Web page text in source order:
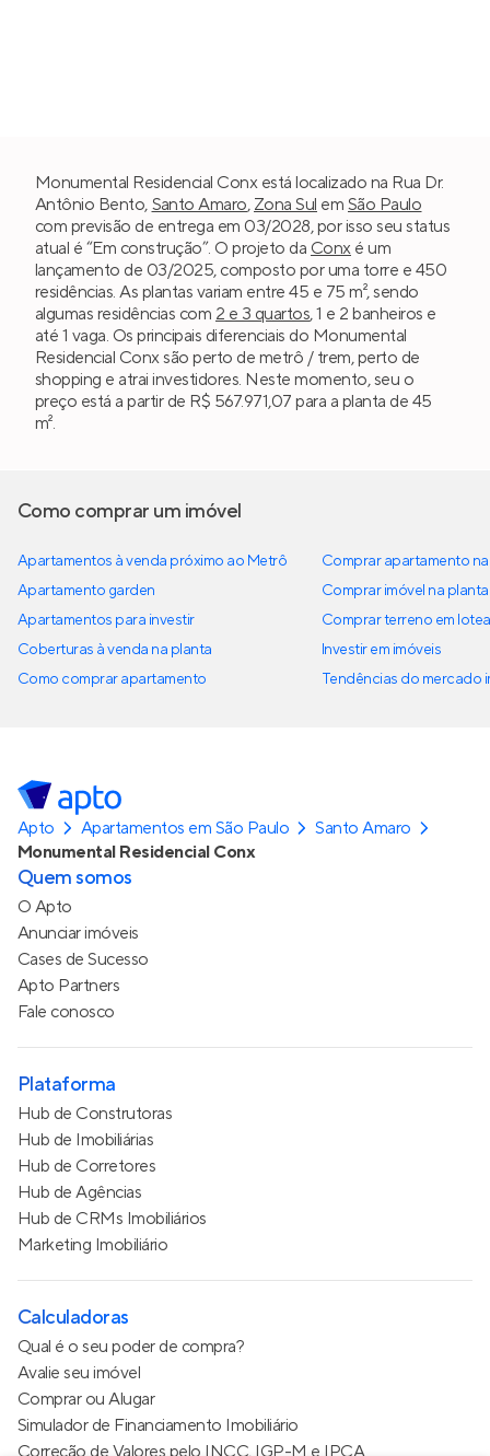
Monumental Residencial Conx está localizado na Rua Dr.
Antônio Bento, Santo Amaro, Zona Sul em São Paulo
com previsão de entrega em 03/2028, por isso seu status
atual é “Em construção”. O projeto da Conxé um
lançamento de 03/2025, composto por uma torre e 450
residências. As plantas variam entre 45 e 75 m², sendo
algumas residências com 2 e 3 quartos, 1 e 2 banheiros e
até 1 vaga. Os principais diferenciais do Monumental
Residencial Conx são perto de metrô / trem, perto de
shopping e atrai investidores. Neste momento, seu o
preço está a partir de R$ 567.971,07 para a planta de 45
m².
Como comprar um imóvel
Apartamentos à venda próximo ao Metrô
Apartamento garden
Apartamentos para investir
Coberturas à venda na planta
Como comprar apartamento
Comprar apartamento
Comprar imóvel na planta
Comprar terreno em
Investir em imóveis
Tendências do mercado
Apto Apartamentos em São Paulo
Santo Amaro
Monumental Residencial Conx
Quem somos
O Apto
Anunciar imóveis
Cases de Sucesso
Apto Partners
Fale conosco
Plataforma
Hub de Construtoras
Hub de Imobiliárias
Hub de Corretores
Hub de Agências
Hub de CRMs Imobiliários
Marketing Imobiliário
Calculadoras
Qual é o seu poder de compra?
Avalie seu imóvel
Comprar ou Alugar
Simulador de Financiamento Imobiliário
Correção de Valores pelo INCC, IGP-M e IPCA